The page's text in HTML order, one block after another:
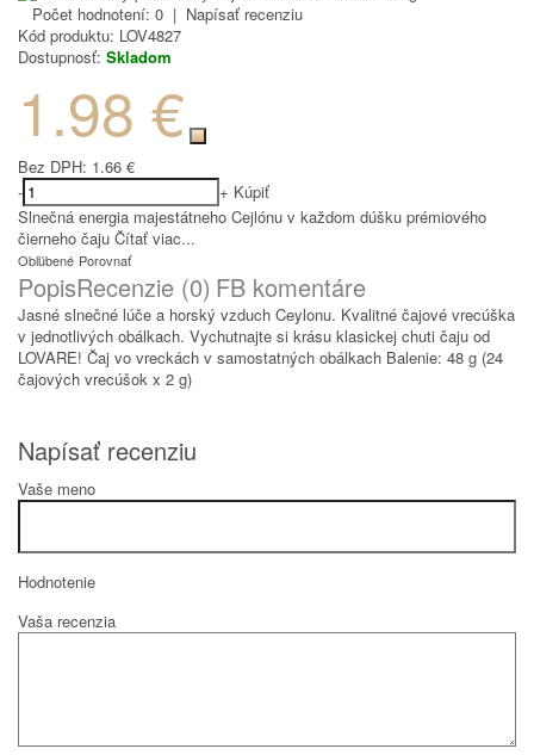
Počet hodnotení: 0 | Napísať recenziu
Kód produktu: LOV4827
Dostupnosť: Skladom
1.98 €
Bez DPH: 1.66 €
-
+ Kúpiť
Slnečná energia majestátneho Cejlónu v každom dúšku prémiového
čierneho čaju Čítať viac...
Obľúbené Porovnať
PopisRecenzie (0) FB komentáre
Jasné slnečné lúče a horský vzduch Ceylonu. Kvalitné čajové vrecúška
v jednotlivých obálkach. Vychutnajte si krásu klasickej chuti čaju od
LOVARE! Čaj vo vreckách v samostatných obálkach Balenie: 48 g (24
čajových vrecúšok x 2 g)
Napísať recenziu
Vaše meno
Hodnotenie
Vaša recenzia